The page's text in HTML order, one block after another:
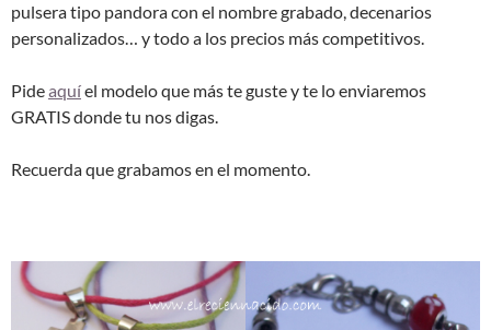
pulsera tipo pandora con el nombre grabado, decenarios
personalizados… y todo a los precios más competitivos.
Pideaquíel modelo que más te guste y te lo enviaremos
GRATIS donde tu nos digas.
Recuerda que grabamos en el momento.